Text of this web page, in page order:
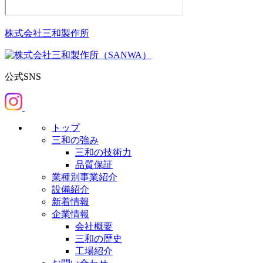
株式会社三和製作所
公式SNS
トップ
三和の強み
三和の技術力
品質保証
業種別事業紹介
設備紹介
新着情報
企業情報
会社概要
三和の歴史
工場紹介